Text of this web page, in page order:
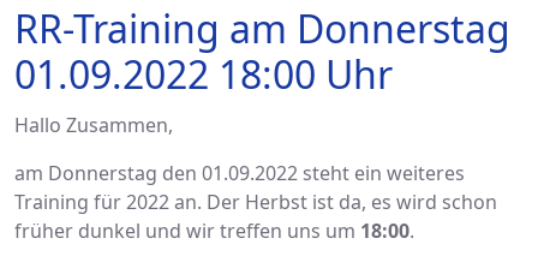
RR-Training am Donnerstag
01.09.2022 18:00 Uhr
Hallo Zusammen,
am Donnerstag den 01.09.2022 steht ein weiteres
Training für 2022 an. Der Herbst ist da, es wird schon
früher dunkel und wir treffen uns um 18:00.